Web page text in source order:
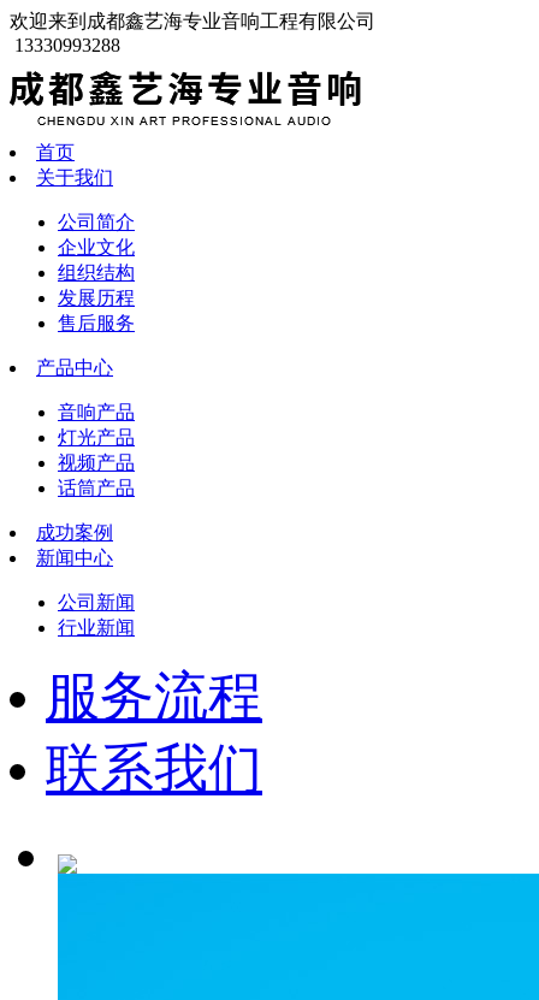
欢迎来到成都鑫艺海专业音响工程有限公司
13330993288
首页
关于我们
公司简介
企业文化
组织结构
发展历程
售后服务
产品中心
音响产品
灯光产品
视频产品
话筒产品
成功案例
新闻中心
公司新闻
行业新闻
服务流程
联系我们